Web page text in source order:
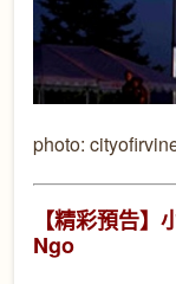
photo:
【精彩預告
Ngo